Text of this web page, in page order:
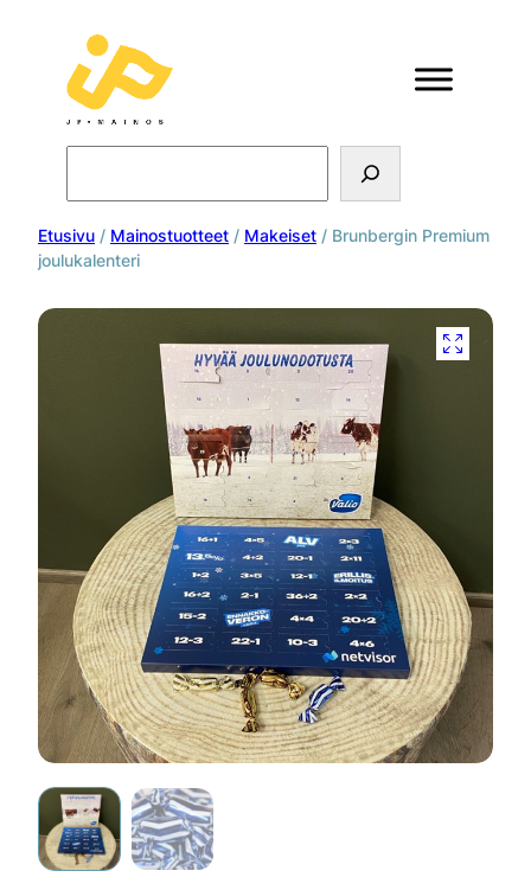
Etusivu / Mainostuotteet / Makeiset / Brunbergin Premium
joulukalenteri